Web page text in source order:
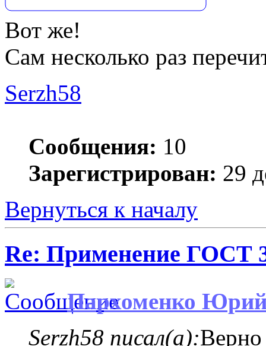
Вот же!
Сам несколько раз
Serzh58
Сообщения: 10
Зарегистрирован: 29
Вернуться к началу
Re: Применение ГОСТ
Пархоменко
Serzh58 писал(а):Верно